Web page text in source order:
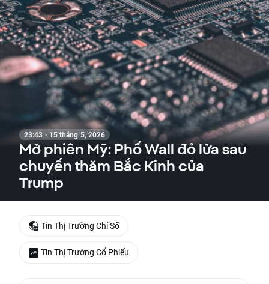
23:43 · 15 tháng 5, 2026
Mở phiên Mỹ: Phố Wall đỏ lửa sau
chuyến thăm Bắc Kinh của
Trump
Tin Thị Trường Chỉ Số
Tin Thị Trường Cổ Phiếu